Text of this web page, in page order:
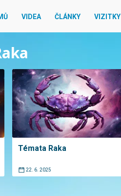
VIDEA ČLÁNKY VIZITKY
Témata Raka
22. 6. 2025